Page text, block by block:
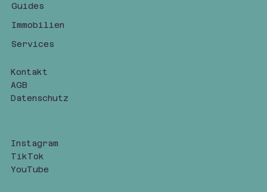
Guides
Immobilien
Services
Kontakt
AGB
Datenschutz
Instagram
TikTok
YouTube